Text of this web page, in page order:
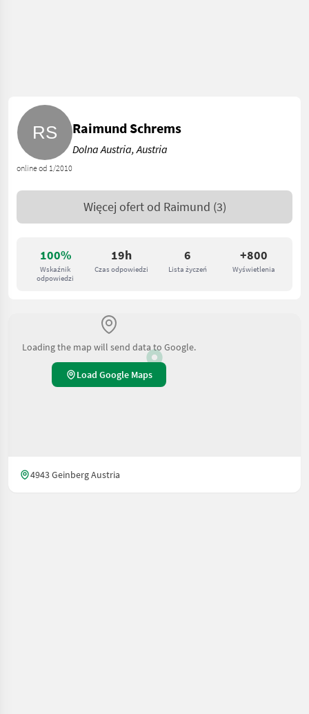
100%
Wskaźnik
odpowiedzi
19h
Czas odpowiedzi
6
Lista życzeń
+800
Wyświetlenia
online od 1/2010
Raimund Schrems
Dolna Austria, Austria
Więcej ofert od Raimund (3)
Loading the map will send data to Google.
Load Google Maps
4943 Geinberg Austria